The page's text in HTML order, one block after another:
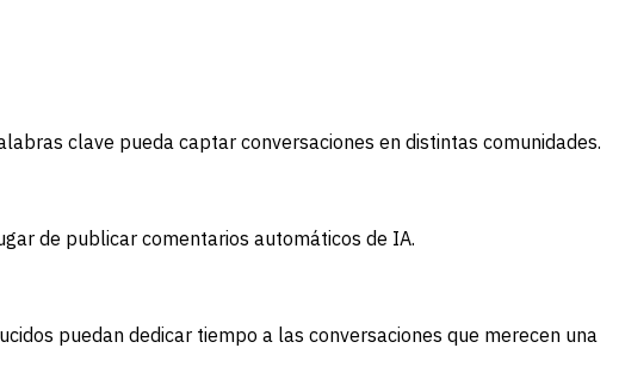
clave pueda captar conversaciones en distintas comunidades.
de publicar comentarios automáticos de IA.
puedan dedicar tiempo a las conversaciones que merecen una